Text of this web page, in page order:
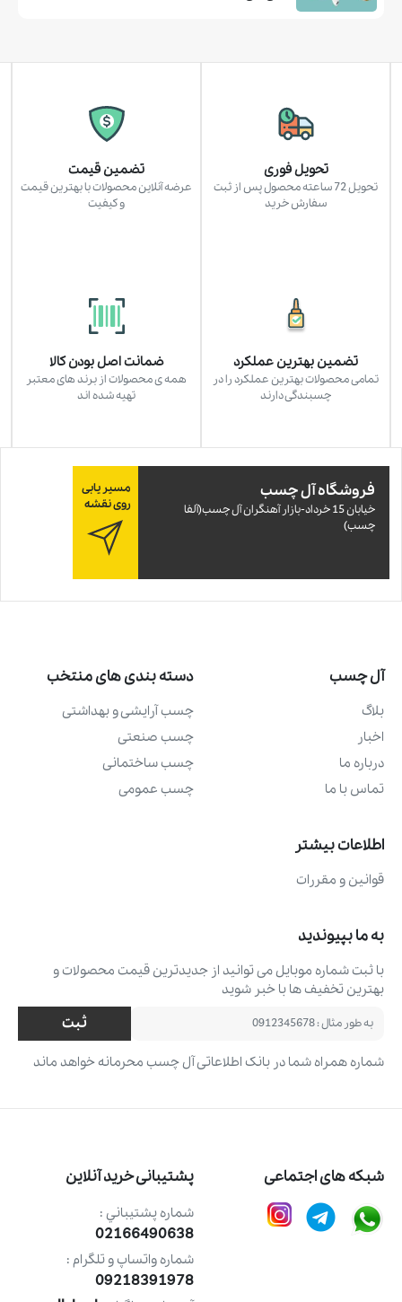
تحویل فوری
تحویل 72 ساعته محصول پس از ثبت
سفارش خرید
تضمین قیمت
عرضه آنلاین محصولات با بهترین قیمت
و کیفیت
تضمین بهترین عملکرد
تمامی محصولات بهترین عملکرد را در
چسبندگی دارند
ضمانت اصل بودن کالا
همه ی محصولات از برند های معتبر
تهیه شده اند
فروشگاه آل چسب
خيابان 15 خرداد-بازار آهنگران آل چسب(آلفا
چسب)
مسیر یابی
روی نقشه
آل چسب
بلاگ
اخبار
درباره ما
تماس با ما
دسته بندی های منتخب
چسب آرايشی و بهداشتی
چسب صنعتی
چسب ساختمانی
چسب عمومی
اطلاعات بیشتر
قوانین و مقررات
به ما بپیوندید
با ثبت شماره موبایل می ‌توانید از جدیدترین قیمت محصولات و
بهترین تخفیف ‌ها با خبر شوید
ثبت
شماره همراه شما در بانک اطلاعاتی آل چسب محرمانه خواهد ماند
شبکه های اجتماعی پشتیبانی خرید آنلاین
شماره پشتيباني :
02166490638
شماره واتساپ و تلگرام :
09218391978